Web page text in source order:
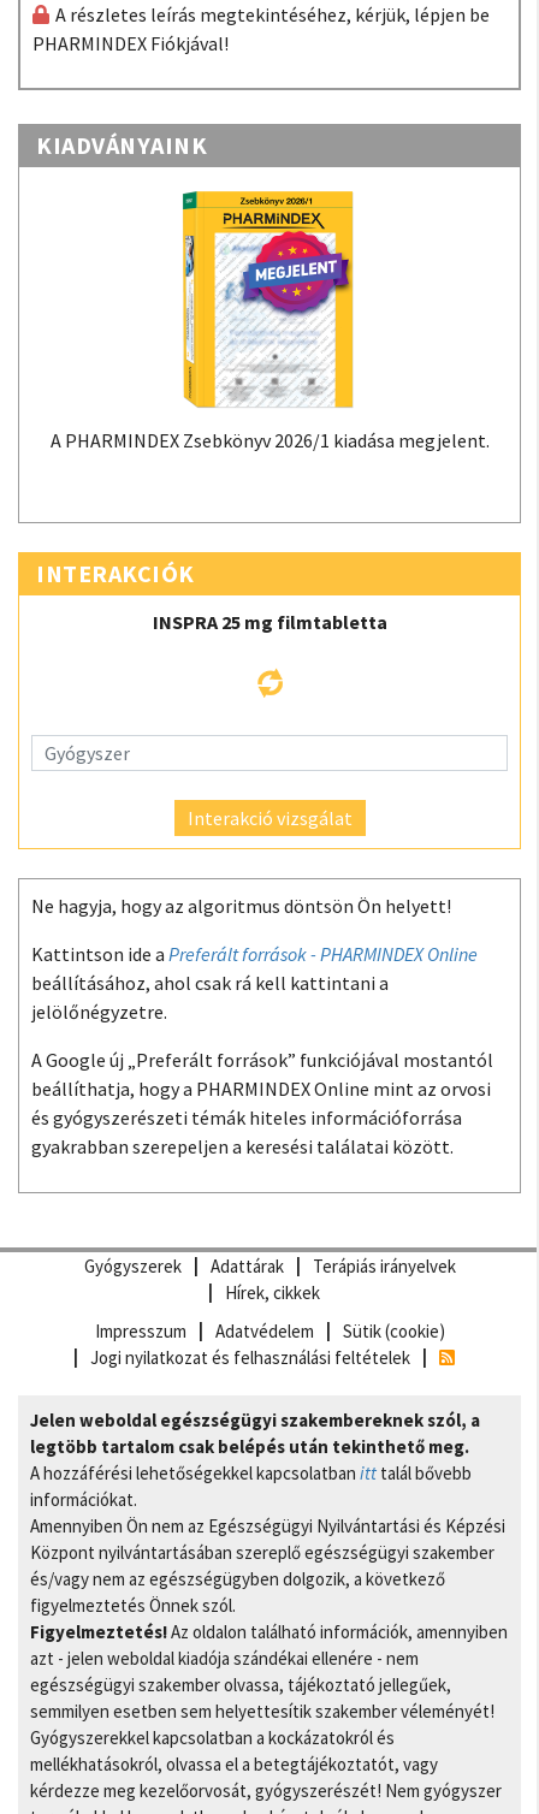
A részletes leírás megtekintéséhez, kérjük, lépjen be
PHARMINDEX Fiókjával!
KIADVÁNYAINK
A PHARMINDEX Zsebkönyv 2026/1 kiadása megjelent.
INTERAKCIÓK
INSPRA 25 mg filmtabletta
Interakció vizsgálat
Ne hagyja, hogy az algoritmus döntsön Ön helyett!
Kattintson ide a Preferált források - PHARMINDEX Online
beállításához, ahol csak rá kell kattintani a
jelölőnégyzetre.
A Google új „Preferált források” funkciójával mostantól
beállíthatja, hogy a PHARMINDEX Online mint az orvosi
és gyógyszerészeti témák hiteles információforrása
gyakrabban szerepeljen a keresési találatai között.
Gyógyszerek Adattárak
Terápiás irányelvek
Hírek, cikkek
Impresszum
Adatvédelem
Sütik (cookie)
Jogi nyilatkozat és felhasználási feltételek
Jelen weboldal egészségügyi szakembereknek szól, a
legtöbb tartalom csak belépés után tekinthető meg.
A hozzáférési lehetőségekkel kapcsolatban itt talál bővebb
információkat.
Amennyiben Ön nem az Egészségügyi Nyilvántartási és Képzési
Központ nyilvántartásában szereplő egészségügyi szakember
és/vagy nem az egészségügyben dolgozik, a következő
figyelmeztetés Önnek szól.
Figyelmeztetés!Az oldalon található információk, amennyiben
azt - jelen weboldal kiadója szándékai ellenére - nem
egészségügyi szakember olvassa, tájékoztató jellegűek,
semmilyen esetben sem helyettesítik szakember véleményét!
Gyógyszerekkel kapcsolatban a kockázatokról és
mellékhatásokról, olvassa el a betegtájékoztatót, vagy
kérdezze meg kezelőorvosát, gyógyszerészét! Nem gyógyszer